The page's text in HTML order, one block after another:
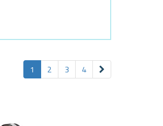
1 2 3 4